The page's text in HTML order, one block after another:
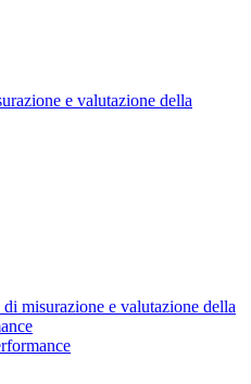
e valutazione della
di misurazione e valutazione della